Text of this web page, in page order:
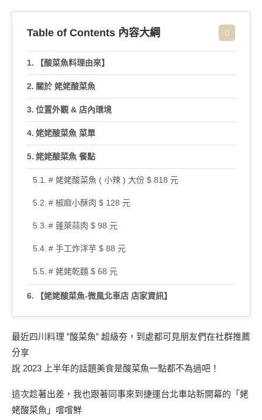
Table of Contents 內容大綱
【酸菜魚料理由來】
關於 姥姥酸菜魚
位置外觀 & 店內環境
姥姥酸菜魚 菜單
姥姥酸菜魚 餐點
# 姥姥酸菜魚 ( 小辣 ) 大份 $ 818 元
# 椒麻小酥肉 $ 128 元
# 蓬萊蒜肉 $ 98 元
# 手工炸洋芋 $ 88 元
# 姥姥乾麵 $ 68 元
【姥姥酸菜魚-微風北車店 店家資訊】
最近四川料理 ”酸菜魚” 超級夯，到處都可見朋友們在社群推薦
分享
說 2023 上半年的話題美食是酸菜魚一點都不為過吧！
這次趁著出差，我也跟著同事來到捷運台北車站新開幕的「姥
姥酸菜魚」嚐嚐鮮